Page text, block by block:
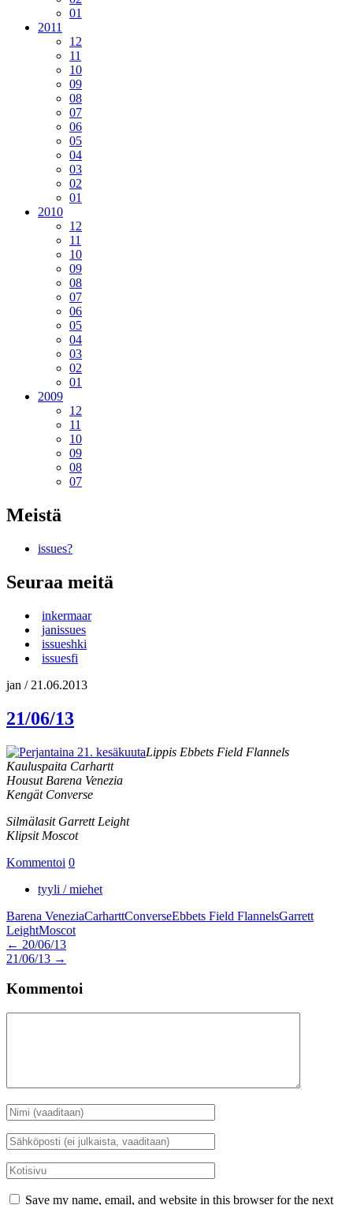
01
2011
12
11
10
09
08
07
06
05
04
03
02
01
2010
12
11
10
09
08
07
06
05
04
03
02
01
2009
12
11
10
09
08
07
Meistä
issues?
Seuraa meitä
inkermaar
janissues
issueshki
issuesfi
jan / 21.06.2013
21/06/13
Lippis Ebbets Field Flannels
Kauluspaita Carhartt
Housut Barena Venezia
Kengät Converse
Silmälasit Garrett Leight
Klipsit Moscot
Kommentoi 0
tyyli / miehet
Barena VeneziaCarharttConverseEbbets Field FlannelsGarrett
LeightMoscot
Artikkelien
selaus
← 20/06/13
21/06/13 →
Kommentoi
Nimi
*
Sähköposti
*
Kotisivu
Save my name, email, and website in this browser for the next